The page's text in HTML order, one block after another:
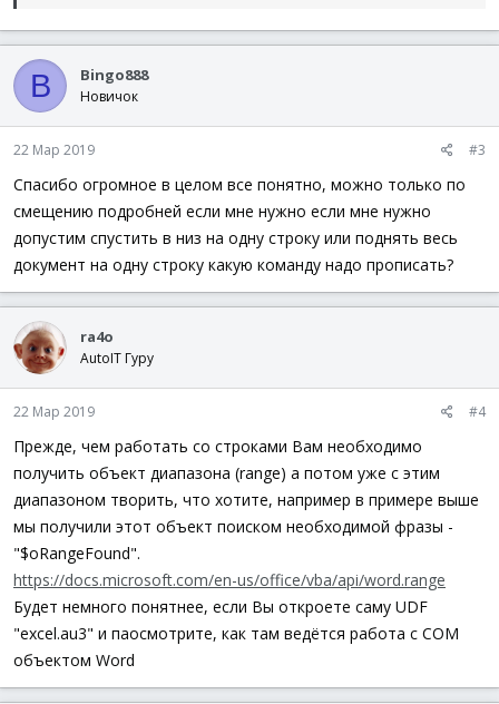
B Bingo888
Новичок
22 Мар 2019 #3
Спасибо огромное в целом все понятно, можно только по
смещению подробней если мне нужно если мне нужно
допустим спустить в низ на одну строку или поднять весь
документ на одну строку какую команду надо прописать?
ra4o
AutoIT Гуру
22 Мар 2019 #4
Прежде, чем работать со строками Вам необходимо
получить объект диапазона (range) а потом уже с этим
диапазоном творить, что хотите, например в примере выше
мы получили этот объект поиском необходимой фразы -
"$oRangeFound".
https://docs.microsoft.com/en-us/office/vba/api/word.range
Будет немного понятнее, если Вы откроете саму UDF
"excel.au3" и паосмотрите, как там ведётся работа с СОМ
объектом Word